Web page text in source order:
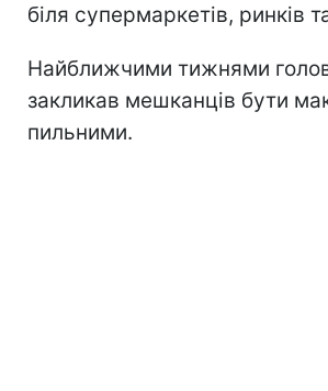
біля супермаркетів, ринків
Найближчими тижнями
закликав мешканців бути
пильними.